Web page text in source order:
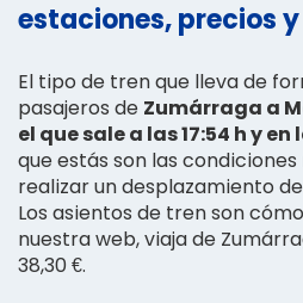
estaciones, precios
El tipo de tren que lleva de
pasajeros de Zumárraga a
el que sale a las 17:54 h y
que estás son las
realizar un desplazamiento
Los asientos de tren son
nuestra web, viaja de
38,30 €.